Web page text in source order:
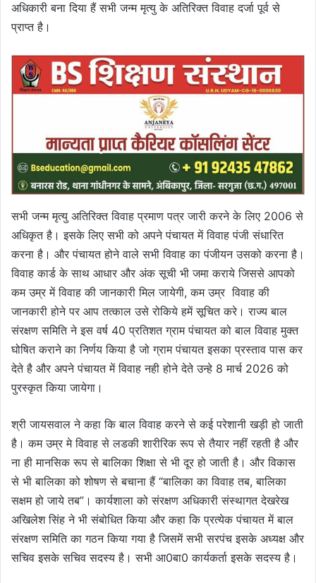
अधिकारी बना दिया हैं सभी जन्म मृत्यु के अतिरिक्त विवाह दर्जा पूर्व से
प्राप्त है।
सभी जन्म मृत्यु अतिरिक्त विवाह प्रमाण पत्र जारी करने के लिए 2006 से
अधिकृत है। इसके लिए सभी को अपने पंचायत में विवाह पंजी संधारित
करना है। और पंचायत होने वाले सभी विवाह का पंजीयन उसको करना है।
विवाह कार्ड के साथ आधार और अंक सूची भी जमा कराये जिससे आपको
कम उम्र में विवाह की जानकारी मिल जायेगी, कम उम्र विवाह की
जानकारी होने पर आप तत्काल उसे रोकिये हमें सूचित करे। राज्य बाल
संरक्षण समिति ने इस वर्ष 40 प्रतिशत ग्राम पंचायत को बाल विवाह मुक्त
घोषित कराने का निर्णय किया है जो ग्राम पंचायत इसका प्रस्ताव पास कर
देते है और अपने पंचायत में विवाह नही होने देते उन्हे 8 मार्च 2026 को
पुरस्कृत किया जायेगा।
श्री जायसवाल ने कहा कि बाल विवाह करने से कई परेशानी खड़ी हो जाती
है। कम उम्र मे विवाह से लडकी शारीरिक रूप से तैयार नहीं रहती है और
ना ही मानसिक रूप से बालिका शिक्षा से भी दूर हो जाती है। और विकास
से भी बालिका को शोषण से बचाना हैं “बालिका का विवाह तब, बालिका
सक्षम हो जाये तब”। कार्यशाला को संरक्षण अधिकारी संस्थागत देखरेख
अखिलेश सिंह ने भी संबोधित किया और कहा कि प्रत्येक पंचायत में बाल
संरक्षण समिति का गठन किया गया है जिसमें सभी सरपंच इसके अध्यक्ष और
सचिव इसके सचिव सदस्य है। सभी आ0बा0 कार्यकर्ता इसके सदस्य है।